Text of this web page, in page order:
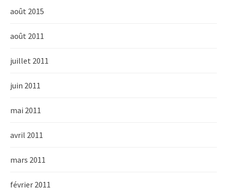
août 2015
août 2011
juillet 2011
juin 2011
mai 2011
avril 2011
mars 2011
février 2011